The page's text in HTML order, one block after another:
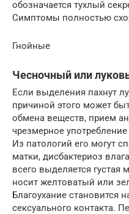
обозначается тухлый
Симптомы полностью
Гнойные
Чесночный или
Если выделения пахнут
причиной этого может
обмена веществ, прием
чрезмерное
Из патологий его могут
матки, дисбактериоз
всего выделяется густая
носит желтоватый или
Благоухание
сексуального контакта.